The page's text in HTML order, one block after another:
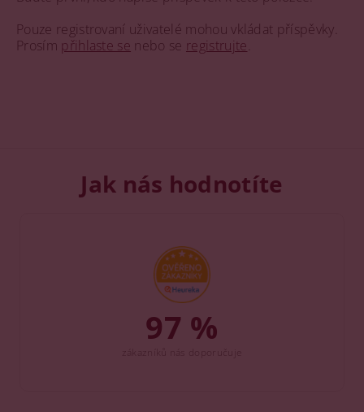
Pouze registrovaní uživatelé mohou vkládat příspěvky.
Prosím přihlaste se nebo se registrujte
Jak nás hodnotíte
97 %